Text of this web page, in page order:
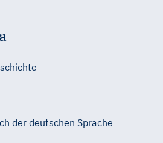
der deutschen Sprache